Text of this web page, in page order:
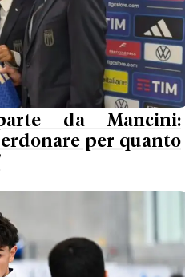
da Mancini:
per quanto